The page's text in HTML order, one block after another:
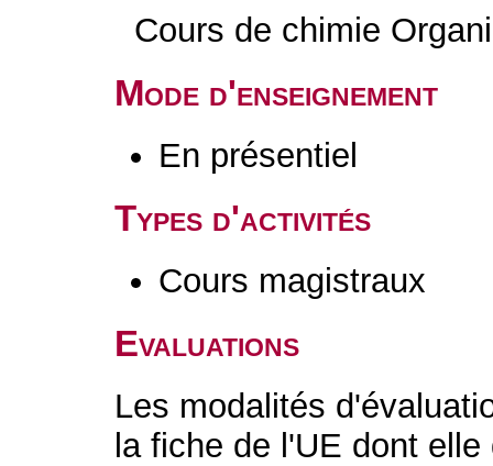
Cours de chimie
Mode d'enseignement
En présentiel
Types d'activités
Cours magistraux
Evaluations
Les modalités
la fiche de l'UE dont elle